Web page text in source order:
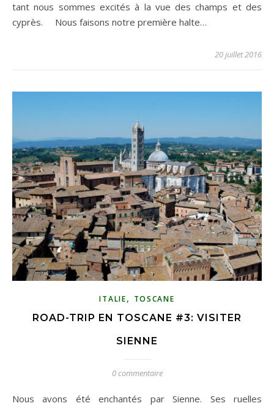
tant nous sommes excités à la vue des champs et des
cyprès. Nous faisons notre première halte…
20 juillet 2016
ITALIE, TOSCANE
ROAD-TRIP EN TOSCANE #3: VISITER
SIENNE
0 commentaire
Nous avons été enchantés par Sienne. Ses ruelles